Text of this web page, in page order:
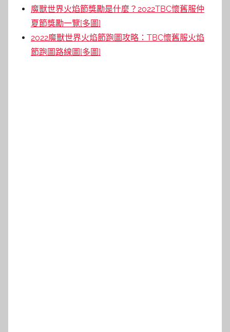
魔獸世界火焰節獎勵是什麼？2022TBC懷舊服仲
夏節獎勵一覽[多圖]
2022魔獸世界火焰節跑圖攻略：TBC懷舊服火焰
節跑圖路線圖[多圖]